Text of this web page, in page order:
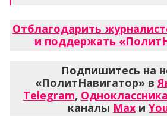
Отблагодарить
и поддержать
Подпишитесь на
«ПолитНавигатор» в
Telegram,
каналы Max и